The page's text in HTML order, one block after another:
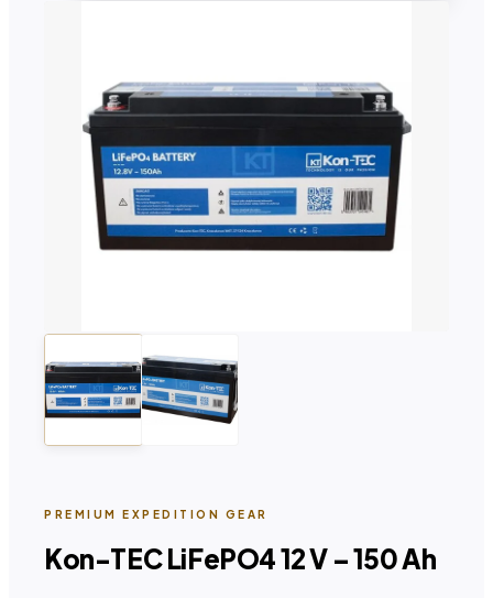
PREMIUM EXPEDITION GEAR
Kon-TEC LiFePO4 12 V – 150 Ah